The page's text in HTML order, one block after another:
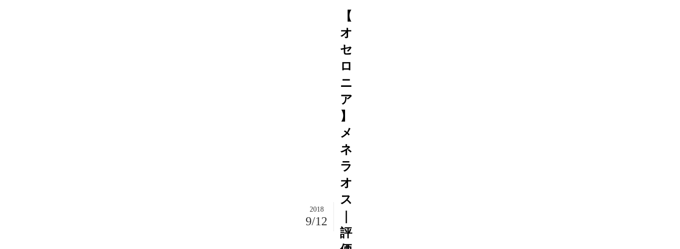
【
オ
セ
ロ
ニ
ア
】
メ
ネ
ラ
オ
ス
評
2018
9/12